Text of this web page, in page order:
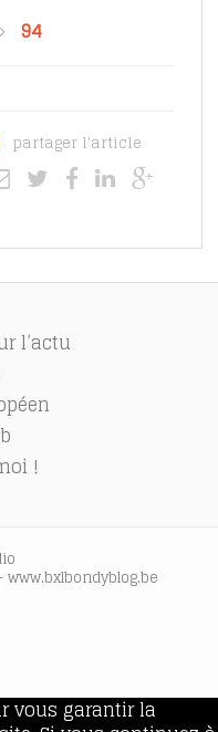
94
partager l'article
l’actu
!
vous garantir la